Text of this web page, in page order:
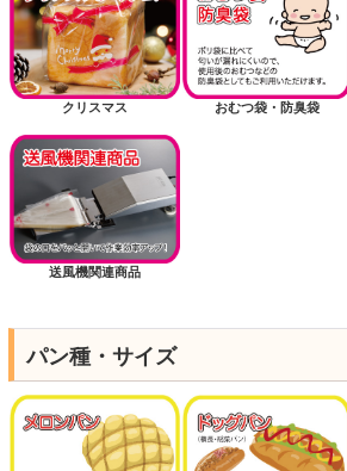
クリスマス おむつ袋・防臭袋
送風機関連商品
パン種・サイズ